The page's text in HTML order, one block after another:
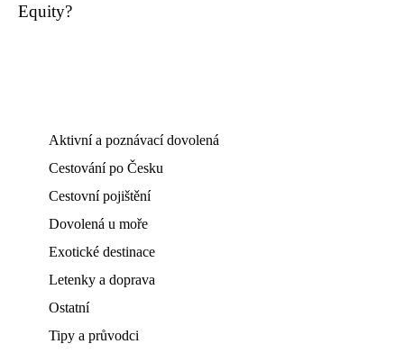
Equity?
Aktivní a poznávací dovolená
Cestování po Česku
Cestovní pojištění
Dovolená u moře
Exotické destinace
Letenky a doprava
Ostatní
Tipy a průvodci